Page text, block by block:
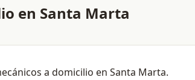
en Santa Marta
a domicilio en Santa Marta.